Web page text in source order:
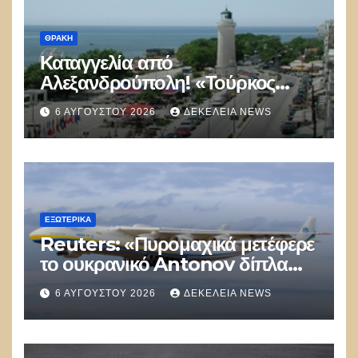
ΘΡΆΚΗ
Καταγγελία από
Αλεξανδρούπολη! «Τούρκος
αστυνομικός επέδειξε ταυτότητα
και έκανε υποδείξεις σε Έλληνα
πολίτη»
6 ΑΥΓΟΎΣΤΟΥ 2026 ΔΕΚΈΛΕΙΑ NEWS
ΕΞΩΤΕΡΙΚΑ
Reuters: «Πυρομαχικά μετέφερε
το ουκρανικό Antonov δίπλα
στο οποίο βρέθηκε το drone στη
Λειψία»
6 ΑΥΓΟΎΣΤΟΥ 2026 ΔΕΚΈΛΕΙΑ NEWS